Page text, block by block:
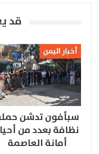
قد
أخبار اليمن
سبأفون تدشن
نظافة بعدد من
أمانة العاصمة